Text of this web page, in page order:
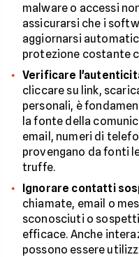
malware o accessi
assicurarsi che i
aggiornarsi
protezione costante
Verificare
cliccare su link,
personali, è
la fonte della
email, numeri di
provengano da fonti
truffe.
Ignorare contatti
chiamate, email o
sconosciuti o
efficace. Anche
possono essere